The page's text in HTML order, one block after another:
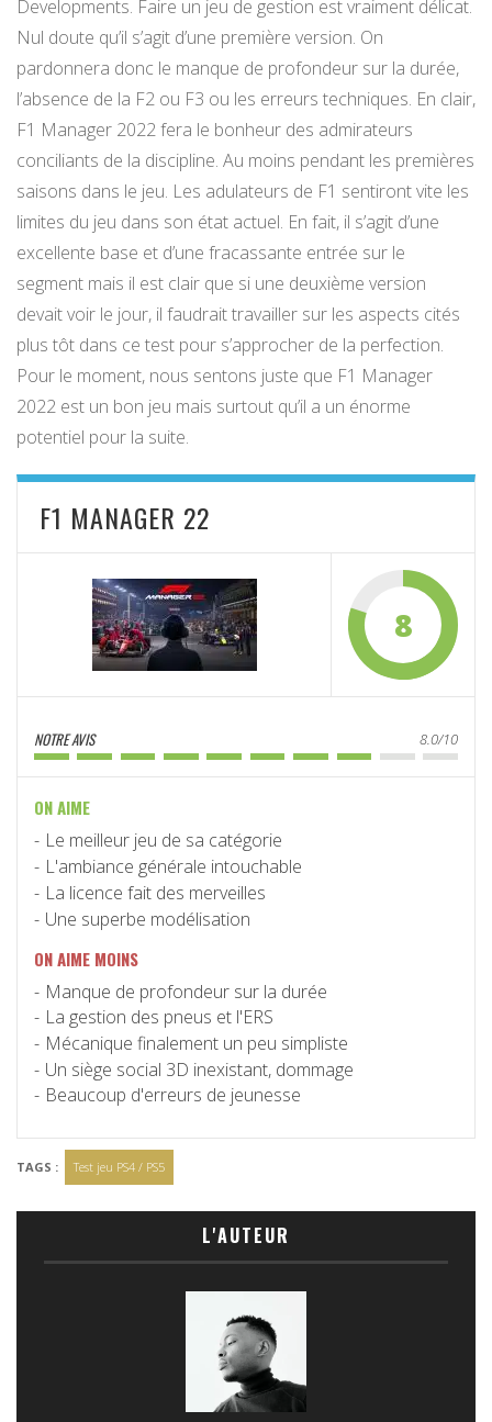
Developments. Faire un jeu de gestion est vraiment délicat.
Nul doute qu’il s’agit d’une première version. On
pardonnera donc le manque de profondeur sur la durée,
l’absence de la F2 ou F3 ou les erreurs techniques. En clair,
F1 Manager 2022 fera le bonheur des admirateurs
conciliants de la discipline. Au moins pendant les premières
saisons dans le jeu. Les adulateurs de F1 sentiront vite les
limites du jeu dans son état actuel. En fait, il s’agit d’une
excellente base et d’une fracassante entrée sur le
segment mais il est clair que si une deuxième version
devait voir le jour, il faudrait travailler sur les aspects cités
plus tôt dans ce test pour s’approcher de la perfection.
Pour le moment, nous sentons juste que F1 Manager
2022 est un bon jeu mais surtout qu’il a un énorme
potentiel pour la suite.
F1 MANAGER 22
8
NOTRE AVIS 8.0/10
ON AIME
Le meilleur jeu de sa catégorie
L'ambiance générale intouchable
La licence fait des merveilles
Une superbe modélisation
ON AIME MOINS
Manque de profondeur sur la durée
La gestion des pneus et l'ERS
Mécanique finalement un peu simpliste
Un siège social 3D inexistant, dommage
Beaucoup d'erreurs de jeunesse
TAGS : Test jeu PS4 / PS5
L'AUTEUR